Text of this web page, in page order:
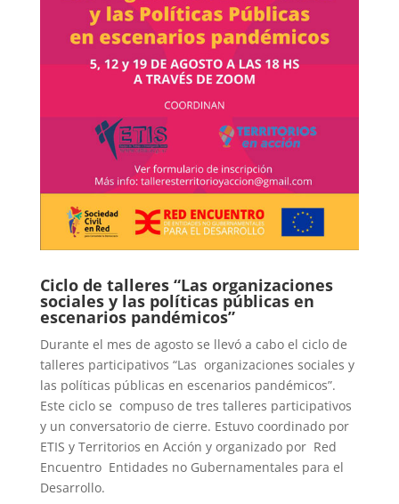
Ciclo de talleres “Las organizaciones
sociales y las políticas públicas en
escenarios pandémicos”
Durante el mes de agosto se llevó a cabo el ciclo de
talleres participativos “Las organizaciones sociales y
las políticas públicas en escenarios pandémicos”.
Este ciclo se compuso de tres talleres participativos
y un conversatorio de cierre. Estuvo coordinado por
ETIS y Territorios en Acción y organizado por Red
Encuentro Entidades no Gubernamentales para el
Desarrollo.